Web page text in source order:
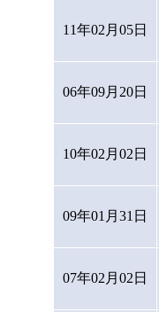
11年02月05日
06年09月20日
10年02月02日
09年01月31日
07年02月02日